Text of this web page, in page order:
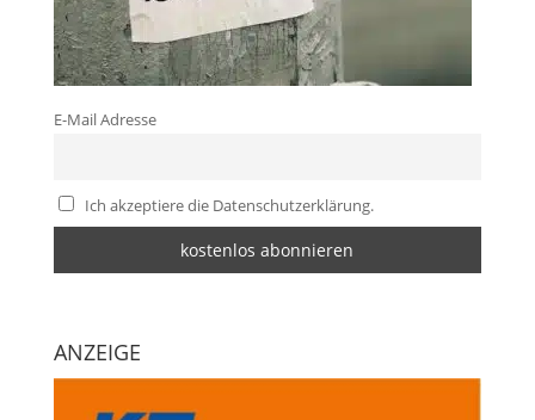
E-Mail Adresse
Ich akzeptiere die Datenschutzerklärung.
ANZEIGE